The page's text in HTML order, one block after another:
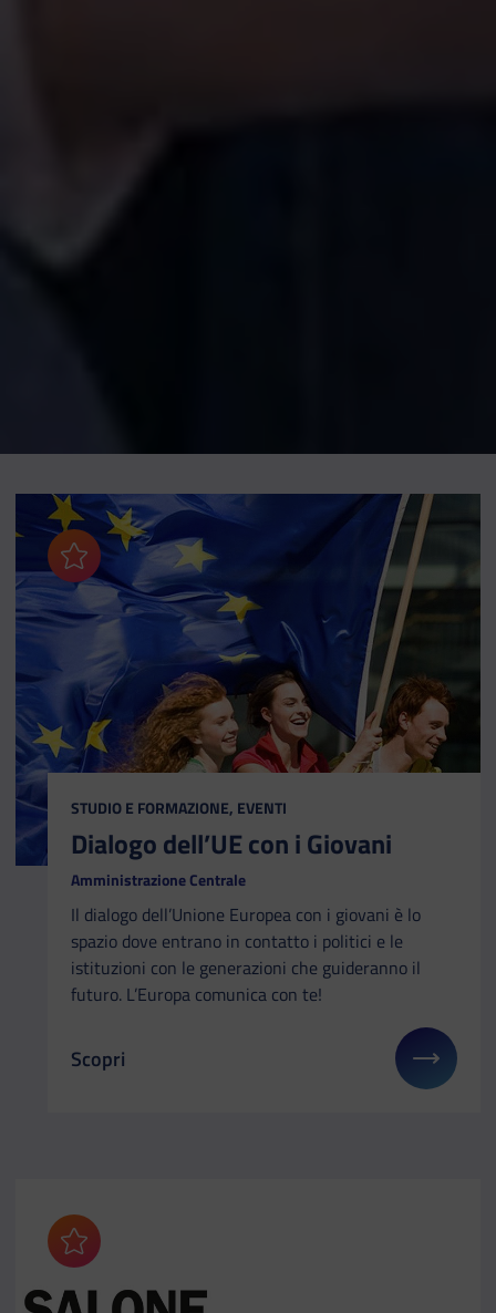
Aggiungi ai preferiti
CATEGORIA:
STUDIO E FORMAZIONE, EVENTI
Dialogo dell’UE con i Giovani
Amministrazione Centrale
Il dialogo dell’Unione Europea con i giovani è lo
spazio dove entrano in contatto i politici e le
istituzioni con le generazioni che guideranno il
futuro. L’Europa comunica con te!
Il link ti porterà ad avere maggiori dettagli su:
Scopri
Aggiungi ai preferiti